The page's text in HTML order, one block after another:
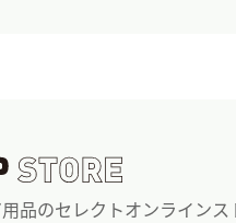
品のセレクトオンラインス